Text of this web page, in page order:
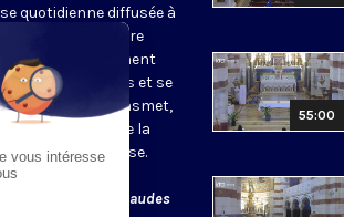
quotidienne diffusée à
d’une manière
le confinement
francophones et se
KTO retransmet,
Notre-Dame de la
laudes et la messe.
messe avec laudes
55:00